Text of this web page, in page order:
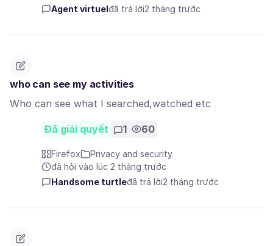
Agent virtuel đã trả lời2 tháng trước
who can see my activities
Who can see what I searched,watched etc
Đã giải quyết 1 60
Firefox
Privacy and security
đã hỏi vào lúc 2 tháng trước
Handsome turtleđã trả lời2 tháng trước